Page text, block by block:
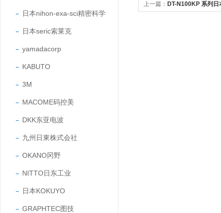
日本nihon-exa-sci精密科学
日本seric索莱克
yamadacorp
KABUTO
3M
MACOME码控美
DKK东亚电波
九州日東株式会社
OKANO冈野
NITTO日东工业
日本KOKUYO
GRAPHTEC图技
上一篇： DT-N100KP 系列